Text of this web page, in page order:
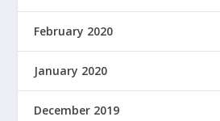
February 2020
January 2020
December 2019